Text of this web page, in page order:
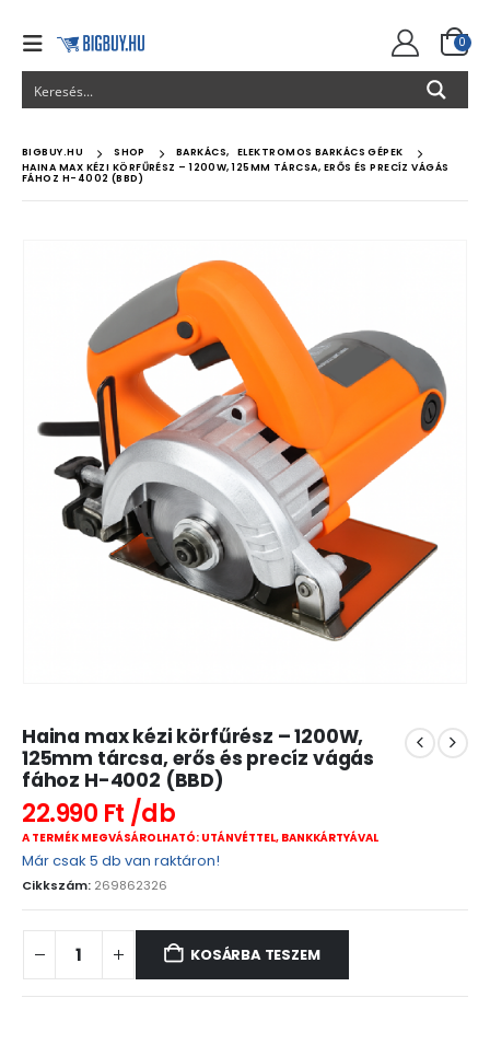
0
BIGBUY.HU SHOP BARKÁCS,
ELEKTROMOS BARKÁCS GÉPEK
HAINA MAX KÉZI KÖRFŰRÉSZ – 1200W, 125MM TÁRCSA, ERŐS ÉS PRECÍZ VÁGÁS
FÁHOZ H-4002 (BBD)
Haina max kézi körfűrész – 1200W,
125mm tárcsa, erős és precíz vágás
fához H-4002 (BBD)
22.990 Ft
A TERMÉK MEGVÁSÁROLHATÓ: UTÁNVÉTTEL, BANKKÁRTYÁVAL
Már csak 5 db van raktáron!
Cikkszám: 269862326
KOSÁRBA TESZEM